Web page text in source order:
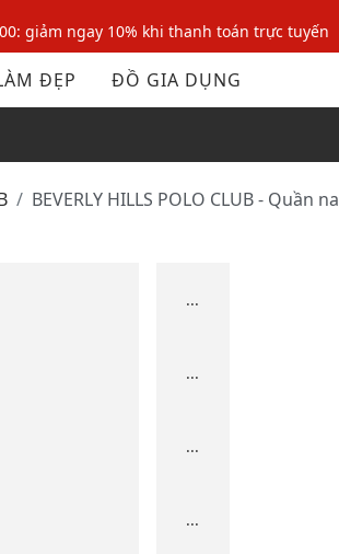
giảm ngay 10% khi thanh toán trực tuyến
- Giảm 10% đơn đầu cho thành viên mới!
giảm ngay 10% khi thanh toán trực tuyến
ĐẸP ĐỒ GIA DỤNG
BEVERLY HILLS POLO CLUB -
...
...
...
...